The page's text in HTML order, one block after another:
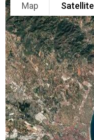
Map Satellite